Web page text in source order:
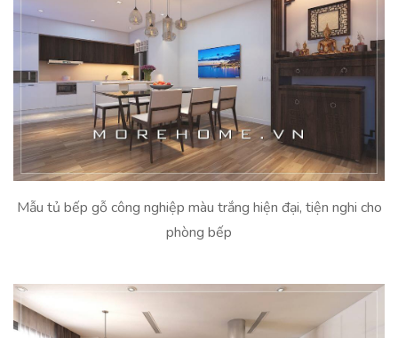
Mẫu tủ bếp gỗ công nghiệp màu trắng hiện đại, tiện nghi cho
phòng bếp